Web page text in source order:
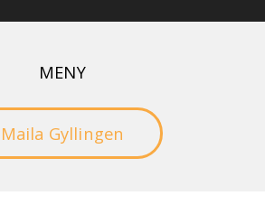
MENY
Maila Gyllingen